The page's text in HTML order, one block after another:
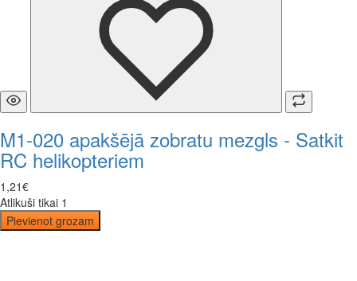
M1-020 apakšējā zobratu mezgls - Satkit
RC helikopteriem
1 ,21€
Atlikuši tikai 1
Pievienot grozam